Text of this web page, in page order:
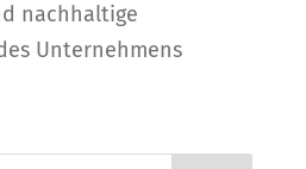
nachhaltige
Unternehmens